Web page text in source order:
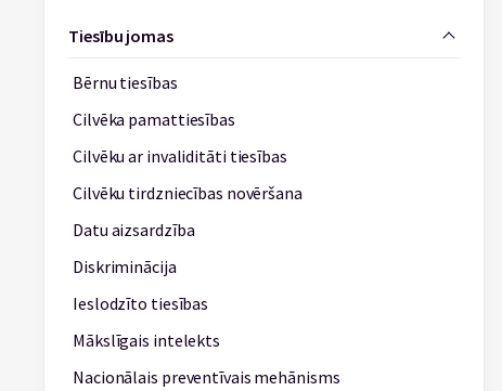
Tiesību jomas
Bērnu tiesības
Cilvēka pamattiesības
Cilvēku ar invaliditāti tiesības
Cilvēku tirdzniecības novēršana
Datu aizsardzība
Diskriminācija
Ieslodzīto tiesības
Mākslīgais intelekts
Nacionālais preventīvais mehānisms